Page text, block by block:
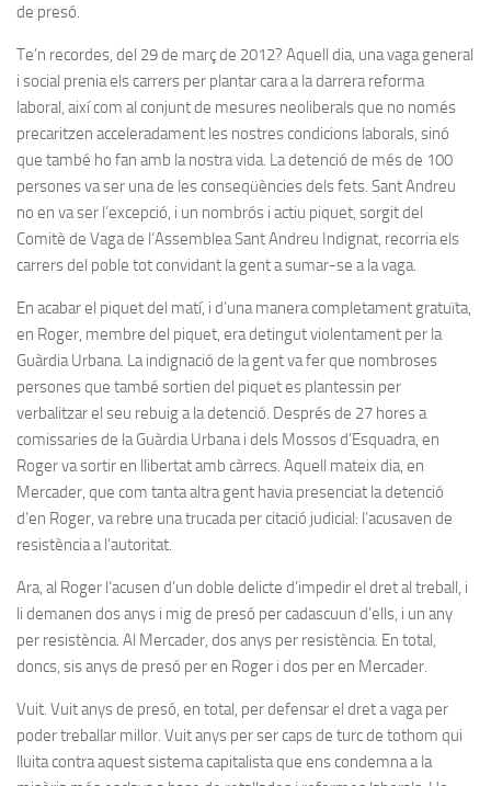
de presó.
Te’n recordes, del 29 de març de 2012? Aquell dia, una vaga general
i social prenia els carrers per plantar cara a la darrera reforma
laboral, així com al conjunt de mesures neoliberals que no només
precaritzen acceleradament les nostres condicions laborals, sinó
que també ho fan amb la nostra vida. La detenció de més de 100
persones va ser una de les conseqüències dels fets. Sant Andreu
no en va ser l’excepció, i un nombrós i actiu piquet, sorgit del
Comitè de Vaga de l’Assemblea Sant Andreu Indignat, recorria els
carrers del poble tot convidant la gent a sumar-se a la vaga.
En acabar el piquet del matí, i d’una manera completament gratuïta,
en Roger, membre del piquet, era detingut violentament per la
Guàrdia Urbana. La indignació de la gent va fer que nombroses
persones que també sortien del piquet es plantessin per
verbalitzar el seu rebuig a la detenció. Després de 27 hores a
comissaries de la Guàrdia Urbana i dels Mossos d’Esquadra, en
Roger va sortir en llibertat amb càrrecs. Aquell mateix dia, en
Mercader, que com tanta altra gent havia presenciat la detenció
d’en Roger, va rebre una trucada per citació judicial: l’acusaven de
resistència a l’autoritat.
Ara, al Roger l’acusen d’un doble delicte d’impedir el dret al treball, i
li demanen dos anys i mig de presó per cadascuun d’ells, i un any
per resistència. Al Mercader, dos anys per resistència. En total,
doncs, sis anys de presó per en Roger i dos per en Mercader.
Vuit. Vuit anys de presó, en total, per defensar el dret a vaga per
poder treballar millor. Vuit anys per ser caps de turc de tothom qui
lluita contra aquest sistema capitalista que ens condemna a la